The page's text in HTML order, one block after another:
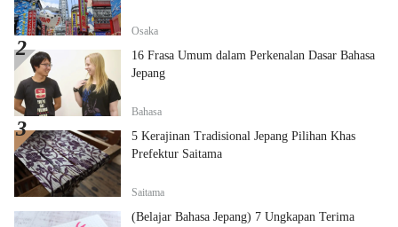
Osaka
16 Frasa Umum dalam Perkenalan Dasar Bahasa
Jepang
Bahasa
5 Kerajinan Tradisional Jepang Pilihan Khas
Prefektur Saitama
Saitama
(Belajar Bahasa Jepang) 7 Ungkapan Terima